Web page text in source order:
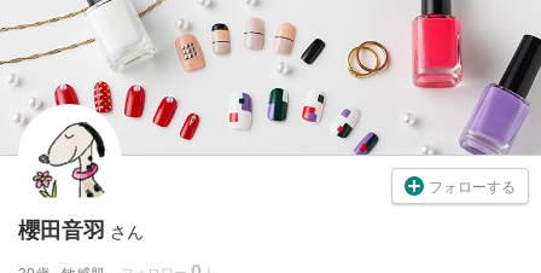
フォローする
櫻田音羽 さん